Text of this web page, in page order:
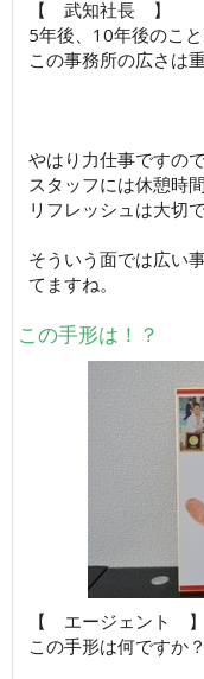
【 武知社長 】
5年後、10年後のこと
この事務所の広さは
やはり力仕事ですので
スタッフには休憩時
リフレッシュは大切
そういう面では広い
てますね。
この手形は！？
【 エージェント 】
この手形は何ですか